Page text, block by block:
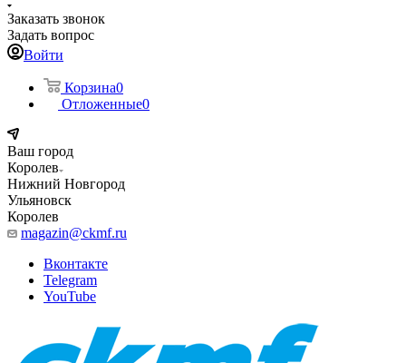
Заказать звонок
Задать вопрос
Войти
Корзина0
Отложенные0
Ваш город
Королев
Нижний Новгород
Ульяновск
Королев
magazin@ckmf.ru
Вконтакте
Telegram
YouTube